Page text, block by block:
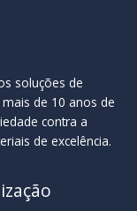
soluções de
de 10 anos de
contra a
de excelência.